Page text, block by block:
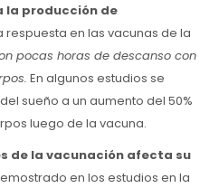
la producción de
respuesta en las vacunas de la
pocas horas de descanso con
En algunos estudios se
sueño a un aumento del 50%
luego de la vacuna.
de la vacunación afecta su
en los estudios en la